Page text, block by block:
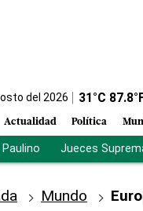
del 2026 31°C 87.8
Actualidad Política
Jueces
Mundo